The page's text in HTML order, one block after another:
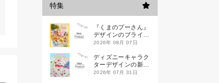
特集
『くまのプーさん』
デザインのブライン
ドミニハンドタオル
2026年 08月 07日
ディズニーキャラク
ターデザインの新作
シールが一挙発売
2026年 07月 31日